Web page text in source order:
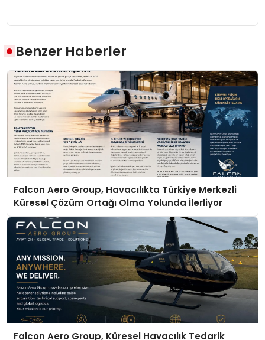
Benzer Haberler
Falcon Aero Group, Havacılıkta Türkiye Merkezli
Küresel Çözüm Ortağı Olma Yolunda İlerliyor
Falcon Aero Group, Küresel Havacılık Tedarik